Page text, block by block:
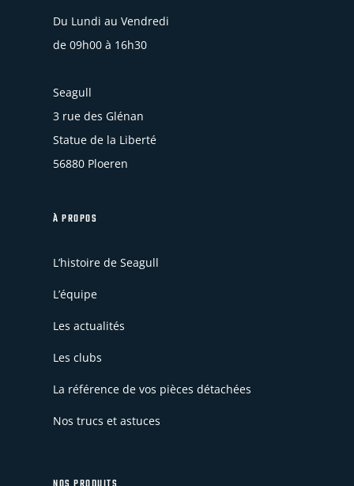
Du Lundi au Vendredi
de 09h00 à 16h30
Seagull
3 rue des Glénan
Statue de la Liberté
56880 Ploeren
À PROPOS
L’histoire de Seagull
L’équipe
Les actualités
Les clubs
La référence de vos pièces détachées
Nos trucs et astuces